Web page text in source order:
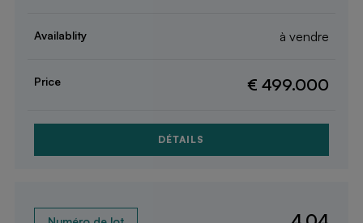
à vendre
€ 499.000
DÉTAILS